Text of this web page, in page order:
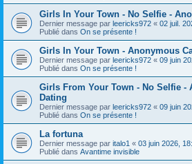
Girls In Your Town - No Selfie -
Dernier message par leericks972 « 02 juil.
Publié dans On se présente !
Girls In Your Town - Anonymous
Dernier message par leericks972 « 09 juin
Publié dans On se présente !
Girls From Your Town - No Selfie -
Dating
Dernier message par leericks972 « 09 juin
Publié dans On se présente !
La fortuna
Dernier message par italo1 « 03 juin 2026,
Publié dans Avantime invisible